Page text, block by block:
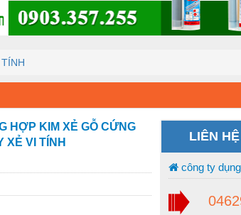
HỢP KIM XẺ GỖ CỨNG
XẺ VI TÍNH
LIÊN
công ty